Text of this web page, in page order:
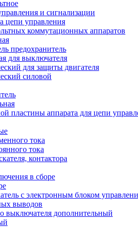
и сигнализации
цепи управления
коммутационных аппаратов
предохранитель
для выключателя
для защиты двигателя
силовой
пластины аппарата для цепи
тока
тока
контактора
в сборе
с электронным блоком
выводов
выключателя дополнительный